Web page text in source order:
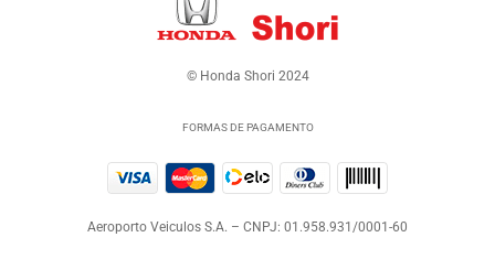
© Honda Shori 2024
FORMAS DE PAGAMENTO
Aeroporto Veiculos S.A. – CNPJ: 01.958.931/0001-60